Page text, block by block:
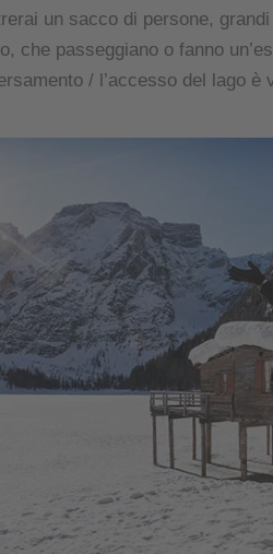
un sacco di persone,
che passeggiano o fanno
/ l’accesso del lago